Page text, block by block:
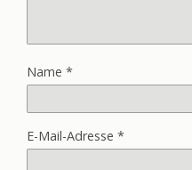
Name *
E-Mail-Adresse *